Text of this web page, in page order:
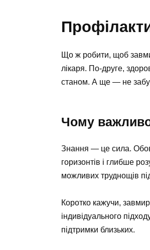
Що ж робити, щоб
лікаря. По-друге,
станом. А ще — не
Чому важливо
Знання — це сила.
горизонтів і глибше
можливих труднощів під
Коротко кажучи,
індивідуального
підтримки близьких.